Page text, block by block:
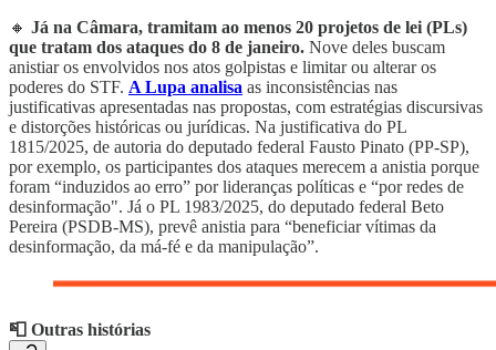
🔸 Já na Câmara, tramitam ao menos 20 projetos de lei (PLs)
que tratam dos ataques do 8 de janeiro. Nove deles buscam
anistiar os envolvidos nos atos golpistas e limitar ou alterar os
poderes do STF. A Lupa analisa as inconsistências nas
justificativas apresentadas nas propostas, com estratégias discursivas
e distorções históricas ou jurídicas. Na justificativa do PL
1815/2025, de autoria do deputado federal Fausto Pinato (PP-SP),
por exemplo, os participantes dos ataques merecem a anistia porque
foram “induzidos ao erro” por lideranças políticas e “por redes de
desinformação". Já o PL 1983/2025, do deputado federal Beto
Pereira (PSDB-MS), prevê anistia para “beneficiar vítimas da
desinformação, da má-fé e da manipulação”.
📮 Outras histórias